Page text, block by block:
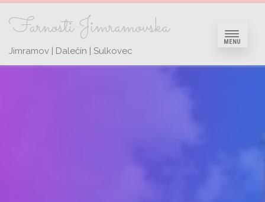
Farnosti Jimramovska
Jimramov | Dalečín | Sulkovec
MENU